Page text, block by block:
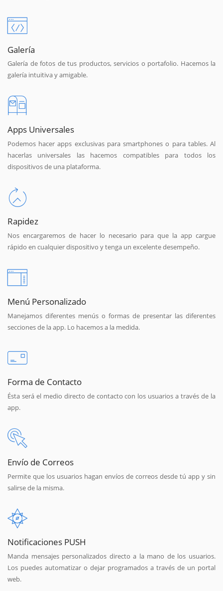
Galería
Galería de fotos de tus productos, servicios o portafolio. Hacemos la
galería intuitiva y amigable.
Apps Universales
Podemos hacer apps exclusivas para smartphones o para tables. Al
hacerlas universales las hacemos compatibles para todos los
dispositivos de una plataforma.
Rapidez
Nos encargaremos de hacer lo necesario para que la app cargue
rápido en cualquier dispositivo y tenga un excelente desempeño.
Menú Personalizado
Manejamos diferentes menús o formas de presentar las diferentes
secciones de la app. Lo hacemos a la medida.
Forma de Contacto
Ésta será el medio directo de contacto con los usuarios a través de la
app.
Envío de Correos
Permite que los usuarios hagan envíos de correos desde tú app y sin
salirse de la misma.
Notificaciones PUSH
Manda mensajes personalizados directo a la mano de los usuarios.
Los puedes automatizar o dejar programados a través de un portal
web.